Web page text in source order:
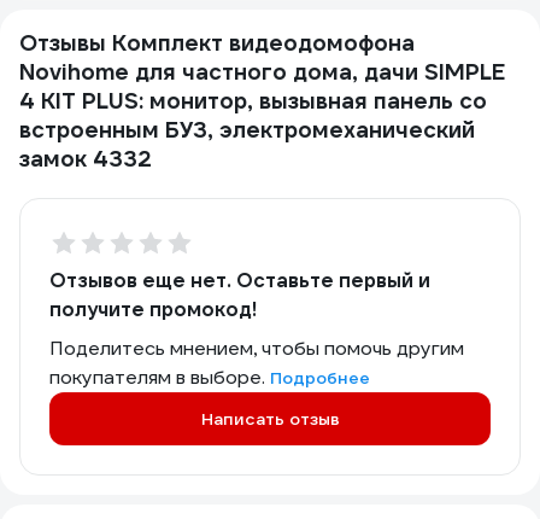
Отзывы Комплект видеодомофона
Novihome для частного дома, дачи SIMPLE
4 KIT PLUS: монитор, вызывная панель со
встроенным БУЗ, электромеханический
замок 4332
Отзывов еще нет. Оставьте первый и
получите промокод!
Поделитесь мнением, чтобы помочь другим
покупателям в выборе. Подробнее
Написать отзыв